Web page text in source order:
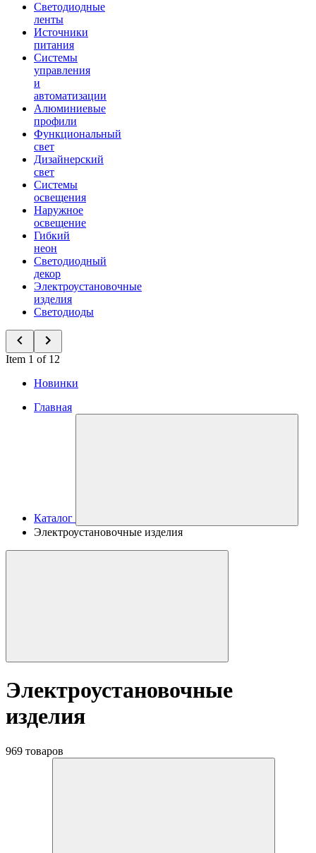
Светодиодные
ленты
Источники
питания
Системы
управления
и
автоматизации
Алюминиевые
профили
Функциональный
свет
Дизайнерский
свет
Системы
освещения
Наружное
освещение
Гибкий
неон
Светодиодный
декор
Электроустановочные
изделия
Светодиоды
Item 1 of 12
Новинки
Главная
Каталог
Электроустановочные изделия
Электроустановочные
изделия
969 товаров